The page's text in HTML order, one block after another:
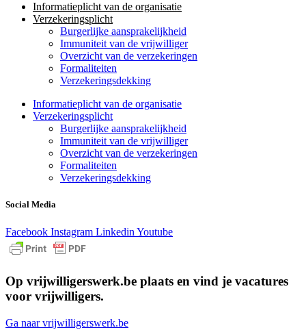
Informatieplicht van de organisatie
Verzekeringsplicht
Burgerlijke aansprakelijkheid
Immuniteit van de vrijwilliger
Overzicht van de verzekeringen
Formaliteiten
Verzekeringsdekking
Informatieplicht van de organisatie
Verzekeringsplicht
Burgerlijke aansprakelijkheid
Immuniteit van de vrijwilliger
Overzicht van de verzekeringen
Formaliteiten
Verzekeringsdekking
Social Media
Facebook Instagram Linkedin Youtube
Op vrijwilligerswerk.be plaats en vind je vacatures
voor vrijwilligers.
Ga naar vrijwilligerswerk.be